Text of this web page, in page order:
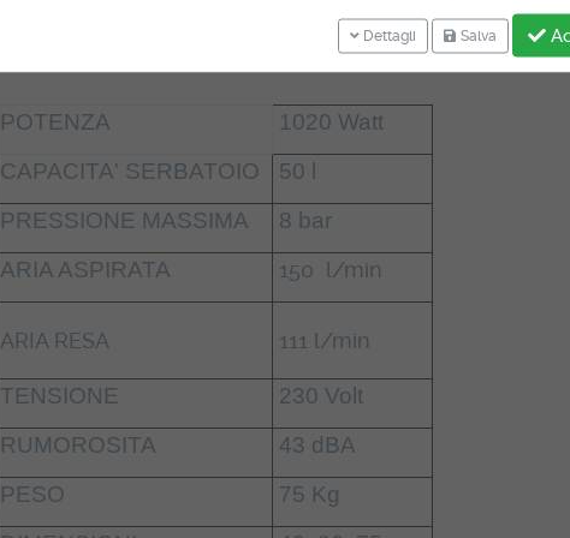
POTENZA
1020 Watt
CAPACITA' SERBATOIO
50 l
PRESSIONE MASSIMA
8 bar
ARIA ASPIRATA
150 l/min
ARIA RESA 111 l/min
TENSIONE
230 Volt
RUMOROSITA
43 dBA
PESO
75 Kg
Dettagli Salva